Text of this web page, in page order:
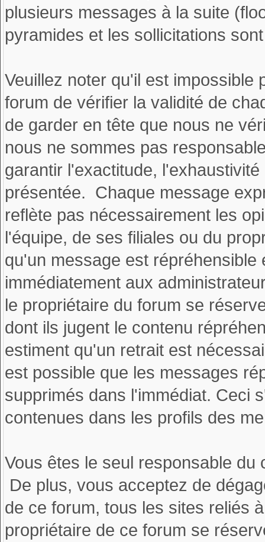
plusieurs messages à la suite
pyramides et les sollicitations
Veuillez noter qu'il est impossible
forum de vérifier la validité de
de garder en tête que nous ne
nous ne sommes pas
garantir l'exactitude,
présentée. Chaque message
reflète pas nécessairement les
l'équipe, de ses filiales ou du
qu'un message est
immédiatement aux
le propriétaire du forum se
dont ils jugent le contenu
estiment qu'un retrait est
est possible que les messages
supprimés dans l'immédiat. Ceci
contenues dans les profils des
Vous êtes le seul responsable
De plus, vous acceptez de
de ce forum, tous les sites reliés
propriétaire de ce forum se